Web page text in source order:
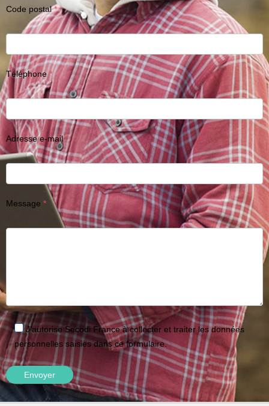
Code postal
Téléphone
Adresse e-mail
Message
J'autorise Secodi France à collecter et traiter les données
personnelles saisies dans ce formulaire.